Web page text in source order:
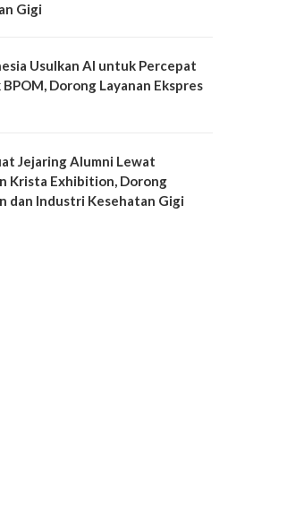
Gigi
Usulkan AI untuk Percepat
Dorong Layanan Ekspres
Jejaring Alumni Lewat
Krista Exhibition, Dorong
dan Industri Kesehatan Gigi